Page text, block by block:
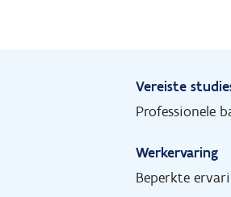
Vereiste
Professionele
Werkervaring
Beperkte